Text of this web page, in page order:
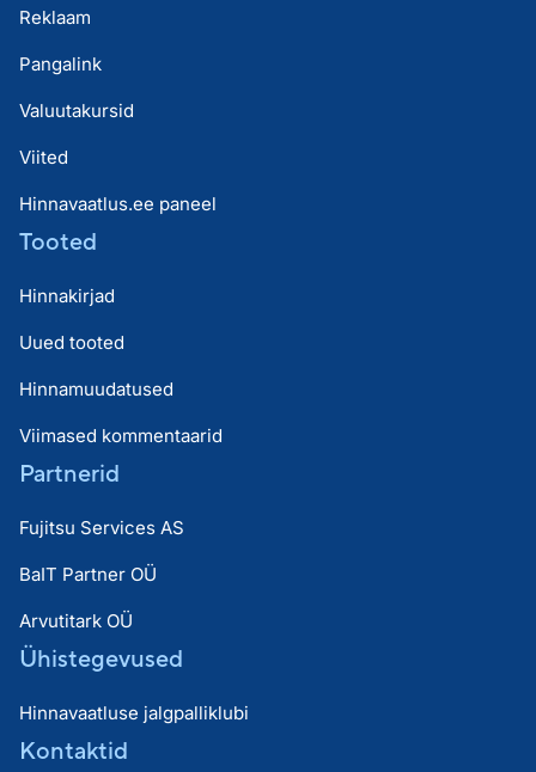
Reklaam
Pangalink
Valuutakursid
Viited
Hinnavaatlus.ee paneel
Tooted
Hinnakirjad
Uued tooted
Hinnamuudatused
Viimased kommentaarid
Partnerid
Fujitsu Services AS
BaIT Partner OÜ
Arvutitark OÜ
Ühistegevused
Hinnavaatluse jalgpalliklubi
Kontaktid